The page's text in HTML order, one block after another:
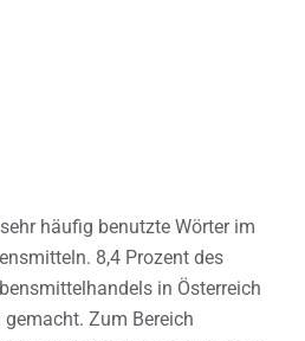
häufig benutzte Wörter im
8,4 Prozent des
in Österreich
Zum Bereich